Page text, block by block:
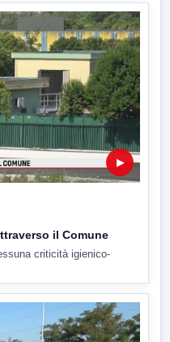
▶
il Comune
criticità igienico-